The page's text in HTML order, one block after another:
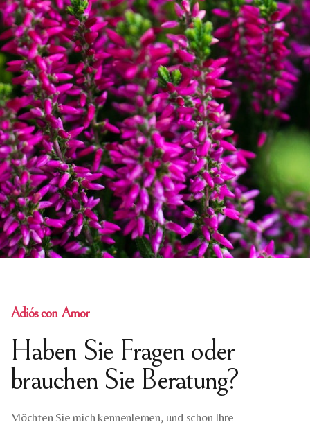
Adiós con Amor
Haben Sie Fragen oder
brauchen Sie Beratung?
Möchten Sie mich kennenlernen, und schon Ihre